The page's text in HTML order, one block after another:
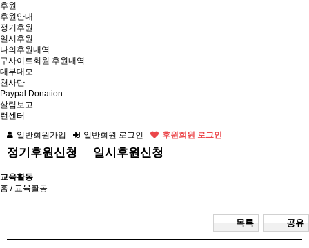
후원
후원안내
정기후원
일시후원
나의후원내역
구사이트회원 후원내역
대부대모
천사단
Paypal Donation
살림보고
런센터
일반회원가입
일반회원 로그인 후원회원 로그인
정기후원신청 일시후원신청
교육활동
홈 / 교육활동
공유
목록